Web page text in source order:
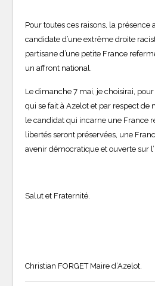
Pour toutes ces raisons, la présence
candidate d’une extrême droite
partisane d’une petite France
un affront national.
Le dimanche 7 mai, je choisirai,
qui se fait à Azelot et par respect de
le candidat qui incarne une France
libertés seront préservées, une
avenir démocratique et ouverte sur
Salut et Fraternité.
Christian FORGET Maire d’Azelot.